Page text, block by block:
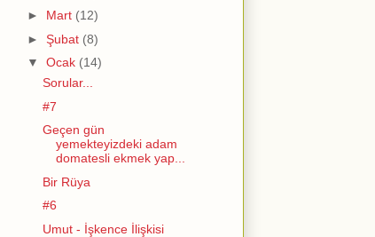
► Mart (12)
► Şubat (8)
▼ Ocak (14)
Sorular...
#7
Geçen gün
yemekteyizdeki adam
domatesli ekmek yap...
Bir Rüya
#6
Umut - İşkence İlişkisi